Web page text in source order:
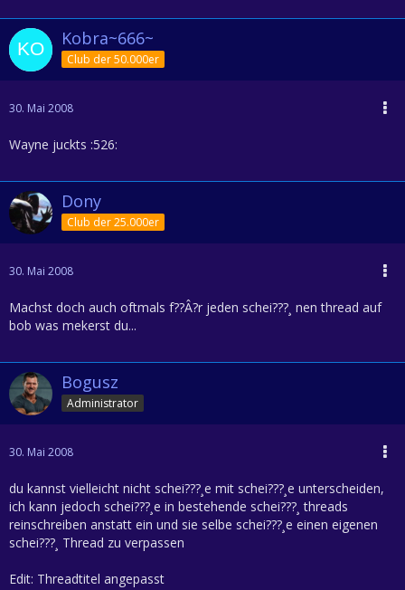
Kobra~666~
Club der 50.000er
30. Mai 2008
Wayne juckts :526:
Dony
Club der 25.000er
30. Mai 2008
Machst doch auch oftmals f??Â?r jeden schei???¸ nen thread auf
bob was mekerst du...
Bogusz
Administrator
30. Mai 2008
du kannst vielleicht nicht schei???¸e mit schei???¸e unterscheiden,
ich kann jedoch schei???¸e in bestehende schei???¸ threads
reinschreiben anstatt ein und sie selbe schei???¸e einen eigenen
schei???¸ Thread zu verpassen
Edit: Threadtitel angepasst